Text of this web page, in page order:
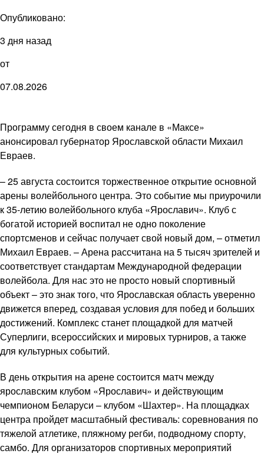
Опубликовано:
3 дня назад
от
07.08.2026
Программу сегодня в своем канале в «Максе»
анонсировал губернатор Ярославской области Михаил
Евраев.
– 25 августа состоится торжественное открытие основной
арены волейбольного центра. Это событие мы приурочили
к 35-летию волейбольного клуба «Ярославич». Клуб с
богатой историей воспитал не одно поколение
спортсменов и сейчас получает свой новый дом, – отметил
Михаил Евраев. – Арена рассчитана на 5 тысяч зрителей и
соответствует стандартам Международной федерации
волейбола. Для нас это не просто новый спортивный
объект – это знак того, что Ярославская область уверенно
движется вперед, создавая условия для побед и больших
достижений. Комплекс станет площадкой для матчей
Суперлиги, всероссийских и мировых турниров, а также
для культурных событий.
В день открытия на арене состоится матч между
ярославским клубом «Ярославич» и действующим
чемпионом Беларуси – клубом «Шахтер». На площадках
центра пройдет масштабный фестиваль: соревнования по
тяжелой атлетике, пляжному регби, подводному спорту,
самбо. Для организаторов спортивных мероприятий